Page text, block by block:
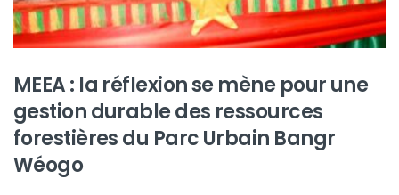
MEEA : la réflexion se mène pour une
gestion durable des ressources
forestières du Parc Urbain Bangr
Wéogo